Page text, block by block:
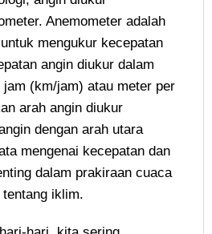
Anemometer adalah
mengukur kecepatan
angin diukur dalam
(km/jam) atau meter per
arah angin diukur
dengan arah utara
mengenai kecepatan dan
dalam prakiraan cuaca
iklim.